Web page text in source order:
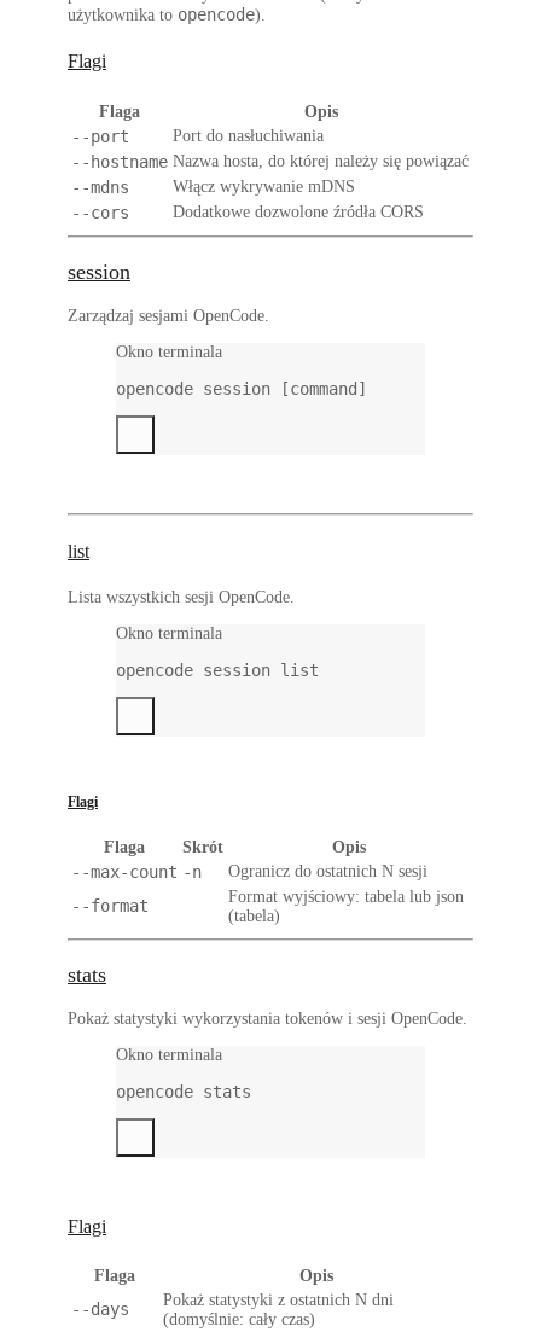
użytkownika to opencode).
Flagi
Flaga Opis
--port Port do nasłuchiwania
--hostname Nazwa hosta, do której należy się powiązać
--mdns Włącz wykrywanie mDNS
--cors Dodatkowe dozwolone źródła CORS
session
Zarządzaj sesjami OpenCode.
Okno terminala
opencode session [command]
list
Lista wszystkich sesji OpenCode.
Okno terminala
opencode session list
Flagi
Flaga Skrót Opis
--max-count -n Ogranicz do ostatnich N sesji
--format
Format wyjściowy: tabela lub json
(tabela)
stats
Pokaż statystyki wykorzystania tokenów i sesji OpenCode.
Okno terminala
opencode stats
Flagi
Flaga Opis
--days
Pokaż statystyki z ostatnich N dni
(domyślnie: cały czas)